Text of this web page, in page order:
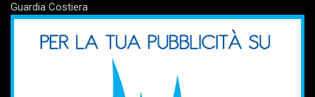
Guardia Costiera